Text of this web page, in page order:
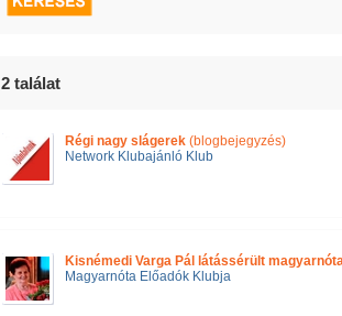
2 találat
Régi nagy slágerek(blogbejegyzés)
Network Klubajánló Klub
Kisnémedi Varga Pál látássérült
Magyarnóta Előadók Klubja